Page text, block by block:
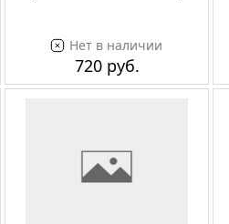
Нет в наличии
720 руб.